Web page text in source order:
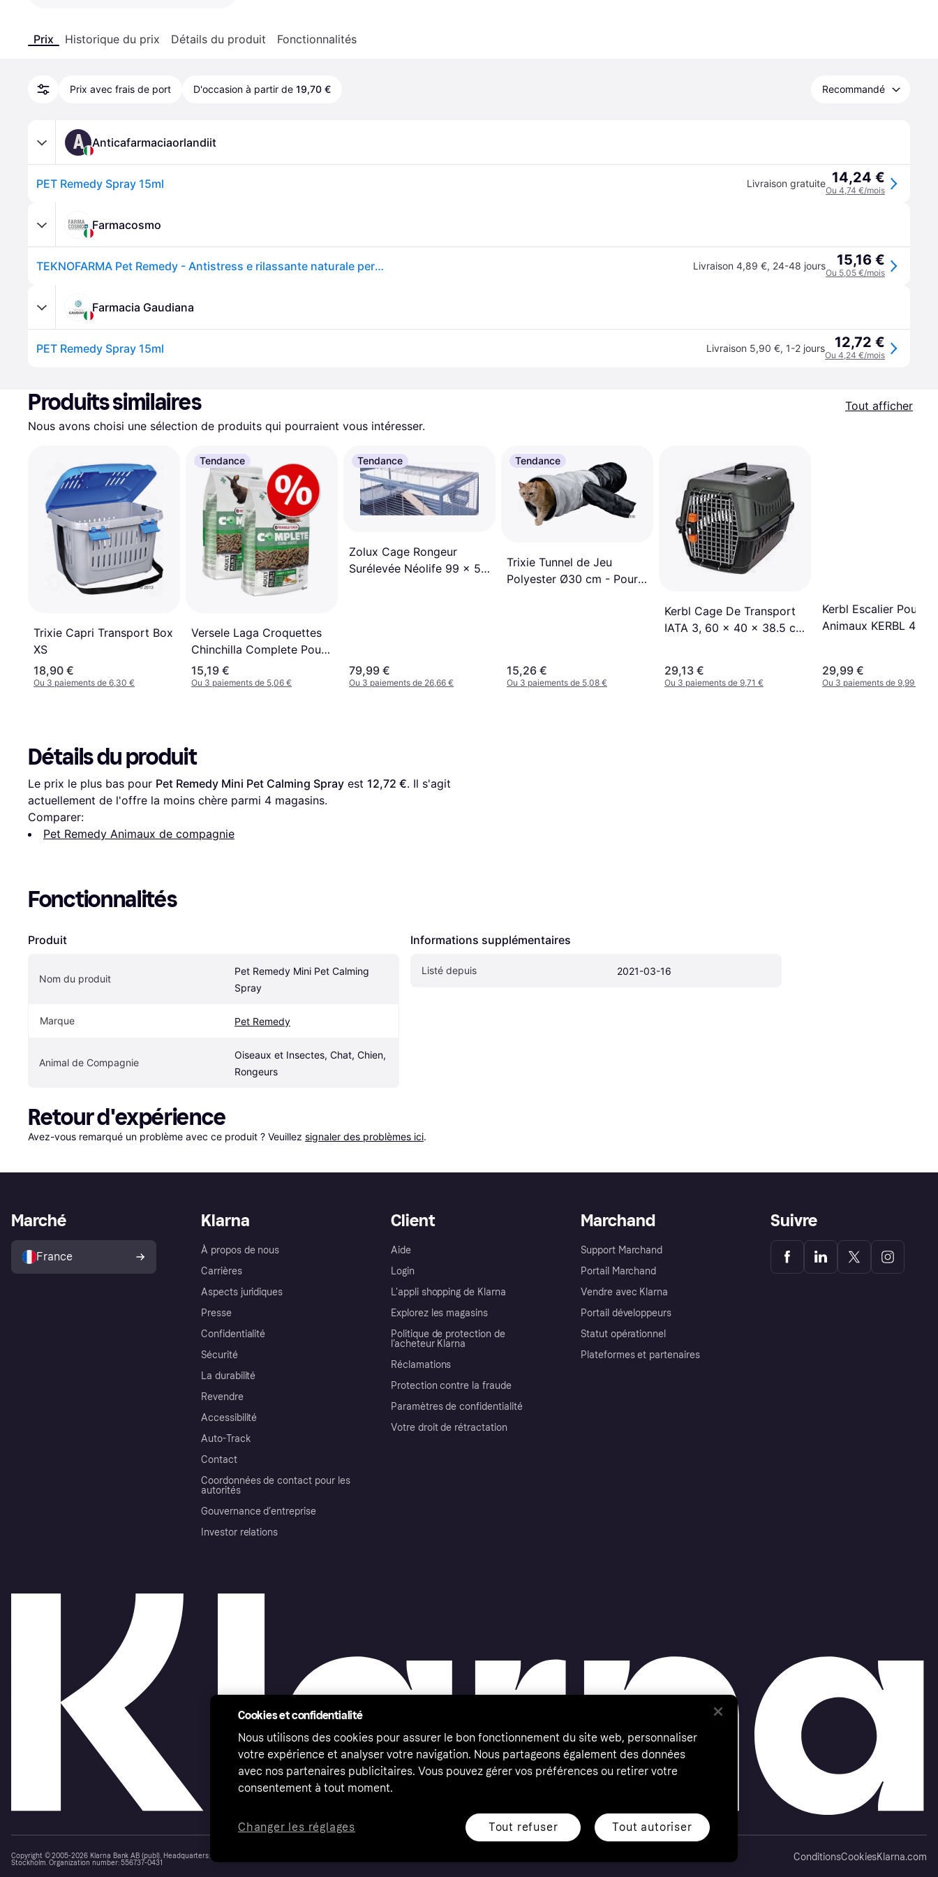
Prix Historique du prix Détails du produit Fonctionnalités
Prix avec frais de port D'occasion à partir de 19,70 € Recommandé
A Anticafarmaciaorlandiit
PET Remedy Spray 15ml Livraison gratuite 14,24 €
Ou 4,74 €/mois
Farmacosmo
TEKNOFARMA Pet Remedy - Antistress e rilassante naturale per animali Spray 15 ml Livraison 4,89 €, 24-48 jours 15,16 €
Ou 5,05 €/mois
Farmacia Gaudiana
PET Remedy Spray 15ml Livraison 5,90 €, 1-2 jours 12,72 €
Ou 4,24 €/mois
Produits similaires
Tout afficher
Nous avons choisi une sélection de produits qui pourraient vous intéresser.
Trixie Capri Transport Box
XS
18,90 €
Ou 3 paiements de 6,30 €
Tendance
Versele Laga Croquettes
Chinchilla Complete Pour
Chinchillas 1.75 kg
15,19 €
Ou 3 paiements de 5,06 €
Tendance
Zolux Cage Rongeur
Surélevée Néolife 99 x 54
79,99 €
Ou 3 paiements de 26,66 €
Tendance
Trixie Tunnel de Jeu
Polyester Ø30 cm - Pour
15,26 €
Ou 3 paiements de 5,08 €
Kerbl Cage De Transport
IATA 3, 60 x 40 x 38.5 cm
29,13 €
Ou 3 paiements de 9,71 €
Kerbl Escalier Pour
Animaux KERBL 45
29,99 €
Ou 3 paiements de 9,99 €
Détails du produit
Le prix le plus bas pour Pet Remedy Mini Pet Calming Spray est 12,72 €. Il s'agit
actuellement de l'offre la moins chère parmi 4 magasins.
Comparer:
Pet Remedy Animaux de compagnie
Fonctionnalités
Produit
Nom du produit
Pet Remedy Mini Pet Calming
Spray
Marque Pet Remedy
Animal de Compagnie
Oiseaux et Insectes, Chat, Chien,
Rongeurs
Informations supplémentaires
Listé depuis 2021-03-16
Retour d'expérience
Avez-vous remarqué un problème avec ce produit ? Veuillez signaler des problèmes ici.
Klarna
À propos de nous
Carrières
Aspects juridiques
Presse
Confidentialité
Sécurité
La durabilité
Revendre
Accessibilité
Auto-Track
Contact
Coordonnées de contact pour les
autorités
Gouvernance d’entreprise
Investor relations
Client
Aide
Login
L'appli shopping de Klarna
Explorez les magasins
Politique de protection de
l’acheteur Klarna
Réclamations
Protection contre la fraude
Paramètres de confidentialité
Votre droit de rétractation
Marchand
Support Marchand
Portail Marchand
Vendre avec Klarna
Portail développeurs
Statut opérationnel
Plateformes et partenaires
Marché
France
Suivre
Copyright © 2005-2026 Klarna Bank AB (publ). Headquarters: Stockholm, Sweden. All rights reserved. Klarna Bank AB (publ). Sveavägen 46, 111 34
Stockholm. Organization number: 556737-0431
ConditionsCookiesKlarna.com
Cookies et confidentialité
Nous utilisons des cookies pour assurer le bon fonctionnement du site web, personnaliser
votre expérience et analyser votre navigation. Nous partageons également des données
avec nos partenaires publicitaires. Vous pouvez gérer vos préférences ou retirer votre
consentement à tout moment.
Tout refuser Tout autoriser
Changer les réglages